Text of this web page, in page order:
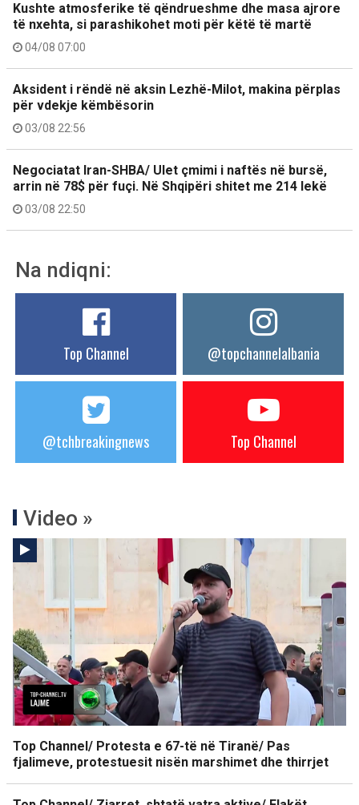
Kushte atmosferike të qëndrueshme dhe masa ajrore
të nxehta, si parashikohet moti për këtë të martë
04/08 07:00
Aksident i rëndë në aksin Lezhë-Milot, makina përplas
për vdekje këmbësorin
03/08 22:56
Negociatat Iran-SHBA/ Ulet çmimi i naftës në bursë,
arrin në 78$ për fuçi. Në Shqipëri shitet me 214 lekë
03/08 22:50
Na ndiqni:
Top Channel @topchannelalbania
@tchbreakingnews Top Channel
Video »
Top Channel/ Protesta e 67-të në Tiranë/ Pas
fjalimeve, protestuesit nisën marshimet dhe thirrjet